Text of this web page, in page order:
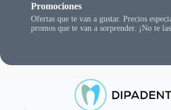
Promociones
Ofertas que te van a gustar. Precios
promos que te van a sorprender. ¡No te